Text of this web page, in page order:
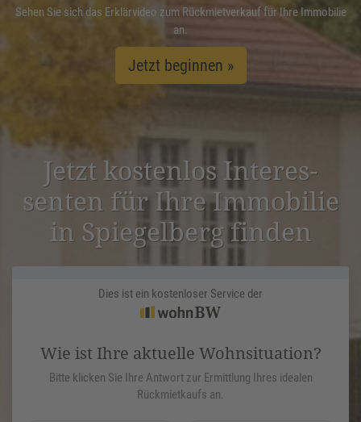
Sehen Sie sich das Erklärvideo zum Rückmietverkauf für Ihre Immobilie
an.
Jetzt beginnen »
Jetzt kostenlos Inter­es­
senten für Ihre Immobilie
in Spiegel­berg finden
Dies ist ein kostenloser Service der
Wie ist Ihre aktuelle Wohnsituation?
Bitte klicken Sie Ihre Antwort zur Ermittlung Ihres idealen
Rückmietkaufs an.